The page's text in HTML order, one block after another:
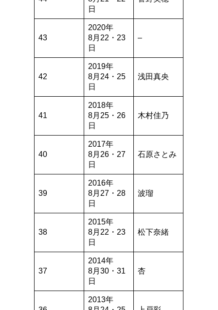
日
43
2020年
8月22・23
日
–
42
2019年
8月24・25
日
浅田真央
41
2018年
8月25・26
日
木村佳乃
40
2017年
8月26・27
日
石原さとみ
39
2016年
8月27・28
日
波瑠
38
2015年
8月22・23
日
松下奈緒
37
2014年
8月30・31
日
杏
2013年